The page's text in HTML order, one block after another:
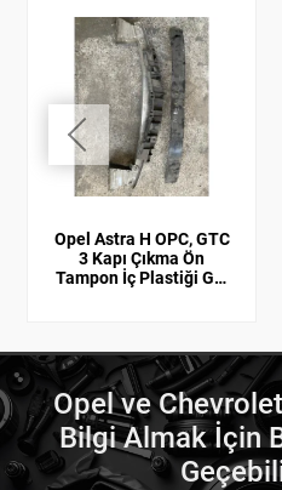
Opel Astra H OPC, GTC
3 Kapı Çıkma Ön
Tampon İç Plastiği GM
Opel ve
Bilgi Almak İçin